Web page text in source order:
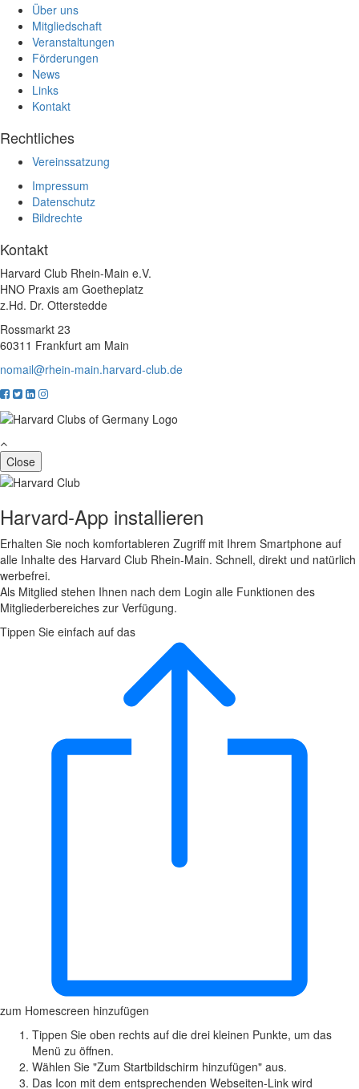
Über uns
Mitgliedschaft
Veranstaltungen
Förderungen
News
Links
Kontakt
Rechtliches
Vereinssatzung
Impressum
Datenschutz
Bildrechte
Kontakt
Harvard Club Rhein-Main e.V.
HNO Praxis am Goetheplatz
z.Hd. Dr. Otterstedde
Rossmarkt 23
60311 Frankfurt am Main
nomail@rhein-main.harvard-club.de
Close
Harvard-App installieren
Erhalten Sie noch komfortableren Zugriff mit Ihrem Smartphone auf
alle Inhalte des Harvard Club Rhein-Main. Schnell, direkt und natürlich
werbefrei.
Als Mitglied stehen Ihnen nach dem Login alle Funktionen des
Mitgliederbereiches zur Verfügung.
Tippen Sie einfach auf das
zum Homescreen hinzufügen
Tippen Sie oben rechts auf die drei kleinen Punkte, um das
Menü zu öffnen.
Wählen Sie "Zum Startbildschirm hinzufügen" aus.
Das Icon mit dem entsprechenden Webseiten-Link wird